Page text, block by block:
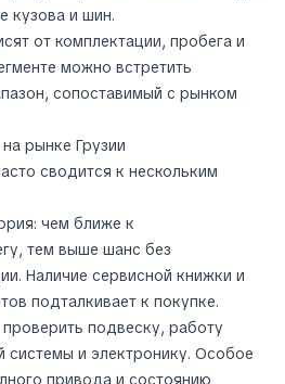
кузова и шин.
от комплектации, пробега и
можно встретить
сопоставимый с рынком
рынке Грузии
сводится к нескольким
чем ближе к
тем выше шанс без
Наличие сервисной книжки и
подталкивает к покупке.
подвеску, работу
системы и электронику. Особое
привода и состоянию